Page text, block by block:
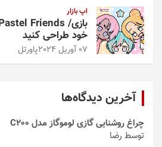
اپ بازار
خود طراحی کنید
07 آوریل 2024 پاورتل
آخرین دیدگاه‌ها
چراغ روشنایی گازی لوموگاز مدل C200
توسط رضا